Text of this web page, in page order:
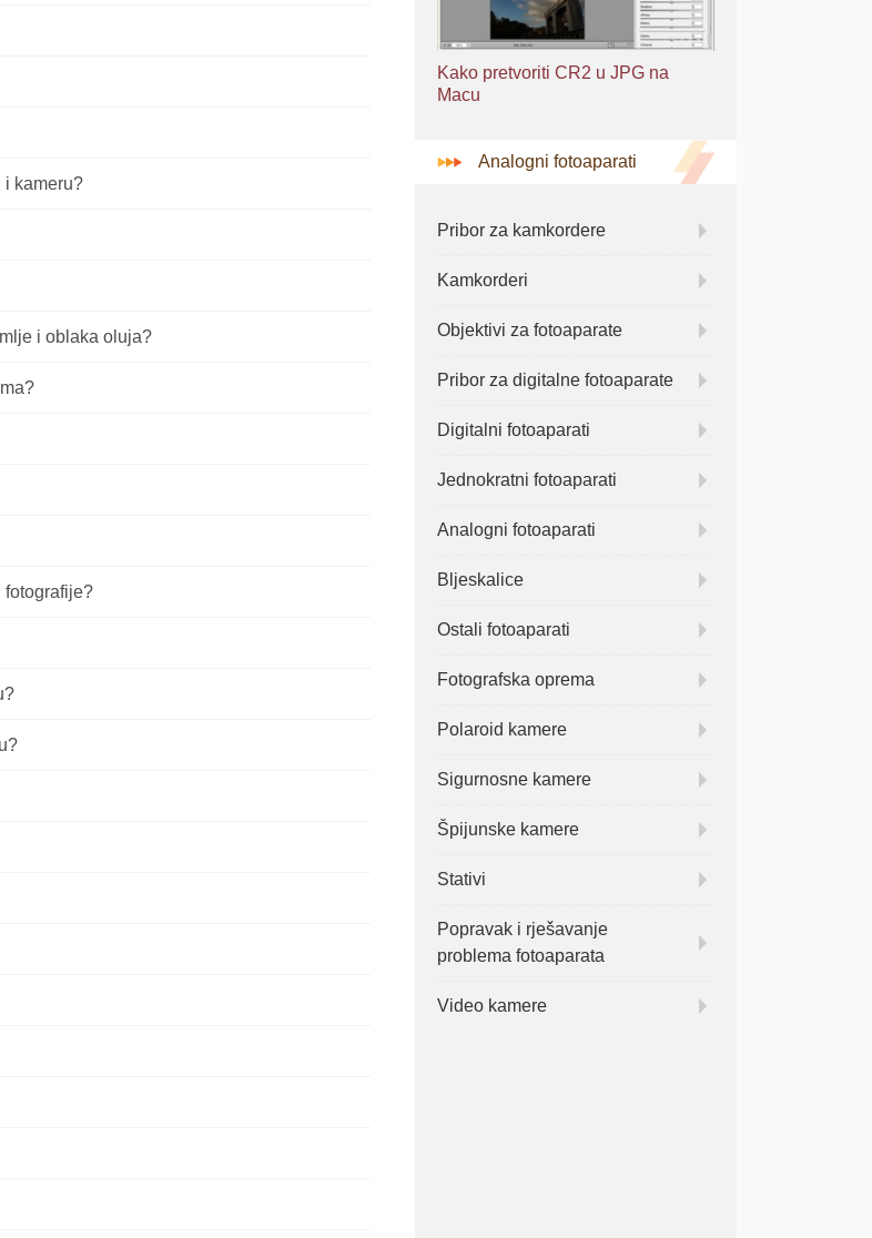
i kameru?
i oblaka oluja?
fotografije?
Kako pretvoriti CR2 u JPG na
Macu
Analogni fotoaparati
Pribor za kamkordere
Kamkorderi
Objektivi za fotoaparate
Pribor za digitalne fotoaparate
Digitalni fotoaparati
Jednokratni fotoaparati
Analogni fotoaparati
Bljeskalice
Ostali fotoaparati
Fotografska oprema
Polaroid kamere
Sigurnosne kamere
Špijunske kamere
Stativi
Popravak i rješavanje
problema fotoaparata
Video kamere